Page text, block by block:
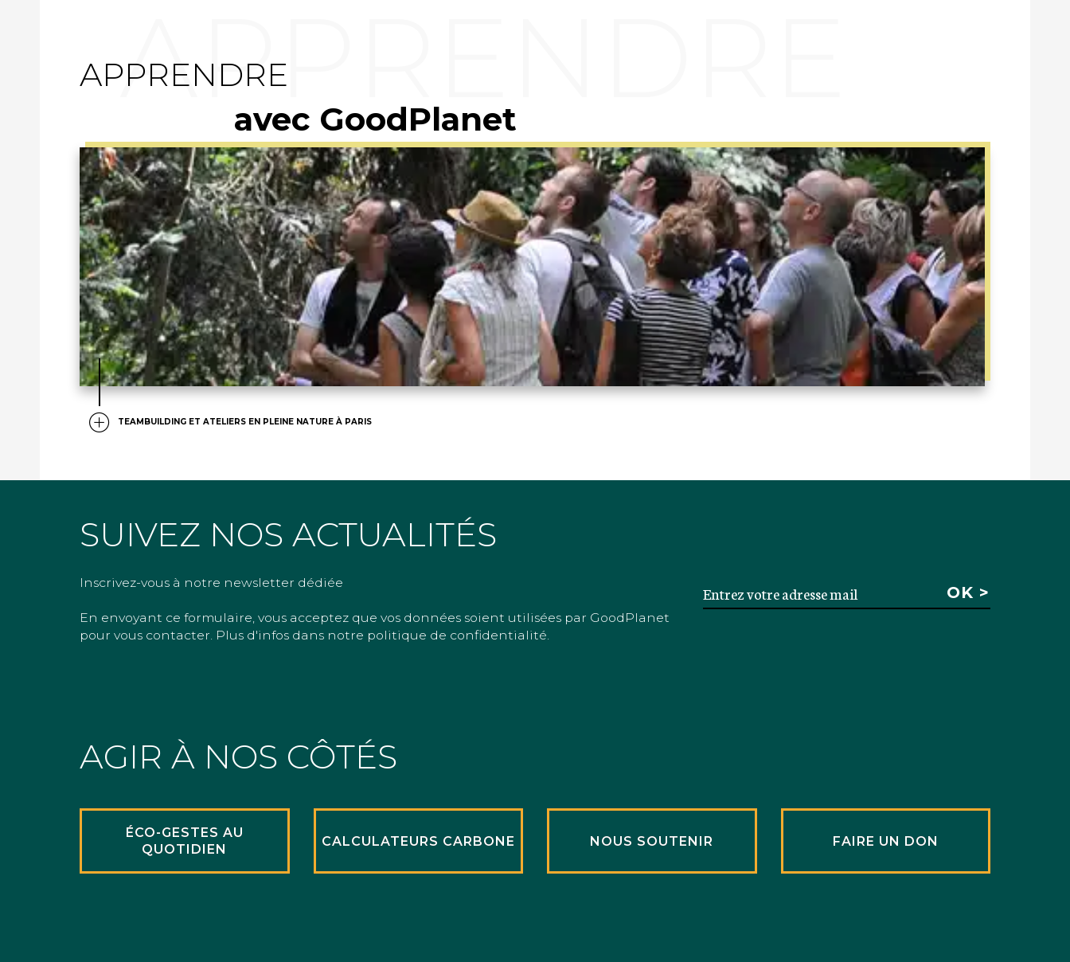
APPRENDRE
avec GoodPlanet
TEAMBUILDING ET ATELIERS EN PLEINE NATURE À PARIS
SUIVEZ NOS ACTUALITÉS
Inscrivez-vous à notre newsletter dédiée
En envoyant ce formulaire, vous acceptez que vos données soient utilisées par GoodPlanet
pour vous contacter. Plus d'infos dans notre politique de confidentialité.
AGIR À NOS CÔTÉS
ÉCO-GESTES AU
QUOTIDIEN
CALCULATEURS CARBONE NOUS SOUTENIR FAIRE UN DON